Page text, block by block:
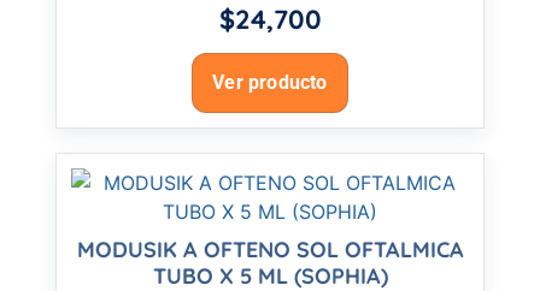
$24,700
Ver producto
MODUSIK A OFTENO SOL OFTALMICA
TUBO X 5 ML (SOPHIA)